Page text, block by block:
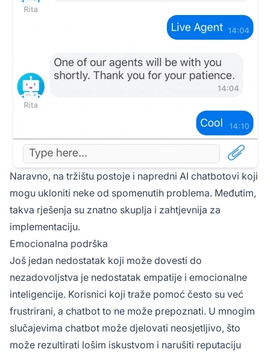
Naravno, na tržištu postoje i napredni AI chatbotovi koji
mogu ukloniti neke od spomenutih problema. Međutim,
takva rješenja su znatno skuplja i zahtjevnija za
implementaciju.
Emocionalna podrška
Još jedan nedostatak koji može dovesti do
nezadovoljstva je nedostatak empatije i emocionalne
inteligencije. Korisnici koji traže pomoć često su već
frustrirani, a chatbot to ne može prepoznati. U mnogim
slučajevima chatbot može djelovati neosjetljivo, što
može rezultirati lošim iskustvom i narušiti reputaciju